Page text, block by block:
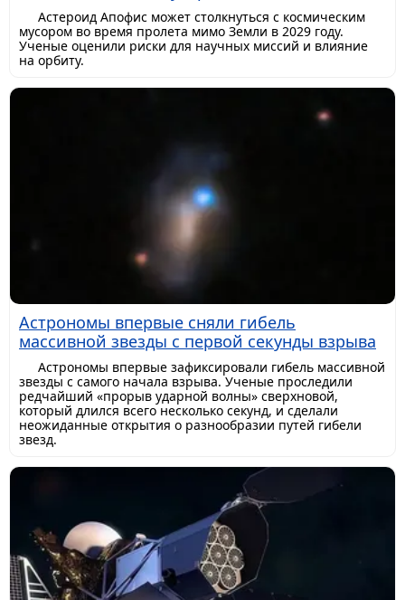
Астероид Апофис может столкнуться с космическим
мусором во время пролета мимо Земли в 2029 году.
Ученые оценили риски для научных миссий и влияние
на орбиту.
Астрономы впервые сняли гибель
массивной звезды с первой секунды взрыва
Астрономы впервые зафиксировали гибель массивной
звезды с самого начала взрыва. Ученые проследили
редчайший «прорыв ударной волны» сверхновой,
который длился всего несколько секунд, и сделали
неожиданные открытия о разнообразии путей гибели
звезд.